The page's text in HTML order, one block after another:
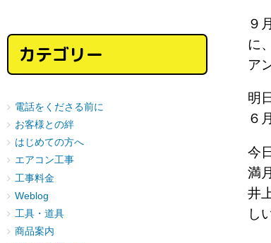
９
に
ア
明
６
今
満
井
し
カテゴリー
電話をくださる前に
お客様との絆
はじめての方へ
エアコン工事
工事料金
Weblog
工具・道具
商品案内